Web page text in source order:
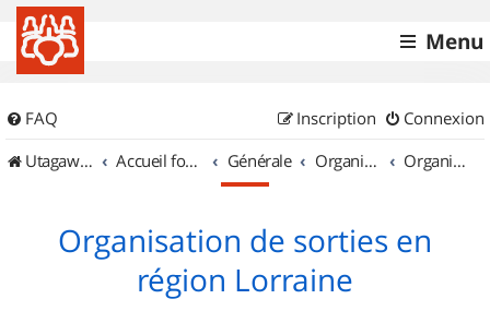
Menu
FAQ Connexion
Inscription
UtagawaVTT (Randos VTT et VTTAE avec traces GPS)
Accueil forum Générale Organisation de sorties & Recherche de partenaires Organisation de sorties en région Lorraine
Organisation de sorties en
région Lorraine